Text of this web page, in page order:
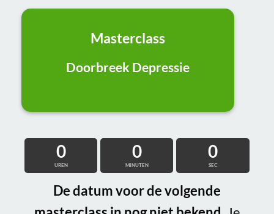
Masterclass
Doorbreek Depressie
0
UREN
0
MINUTEN
0
SEC
De datum voor de volgende